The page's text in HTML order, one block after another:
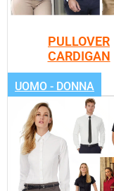
PULLOVER
CARDIGAN
UOMO - DONNA